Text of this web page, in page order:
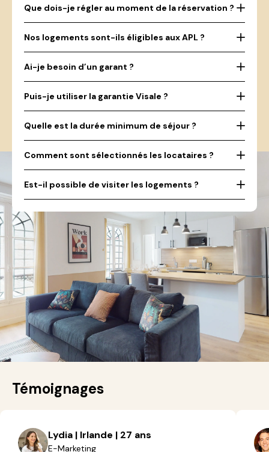
Que dois-je régler au moment de la réservation ?
Nos logements sont-ils éligibles aux APL ?
Ai-je besoin d’un garant ?
Puis-je utiliser la garantie Visale ?
Quelle est la durée minimum de séjour ?
Comment sont sélectionnés les locataires ?
Est-il possible de visiter les logements ?
Témoignages
Lydia | Irlande | 27 ans
E-Marketing